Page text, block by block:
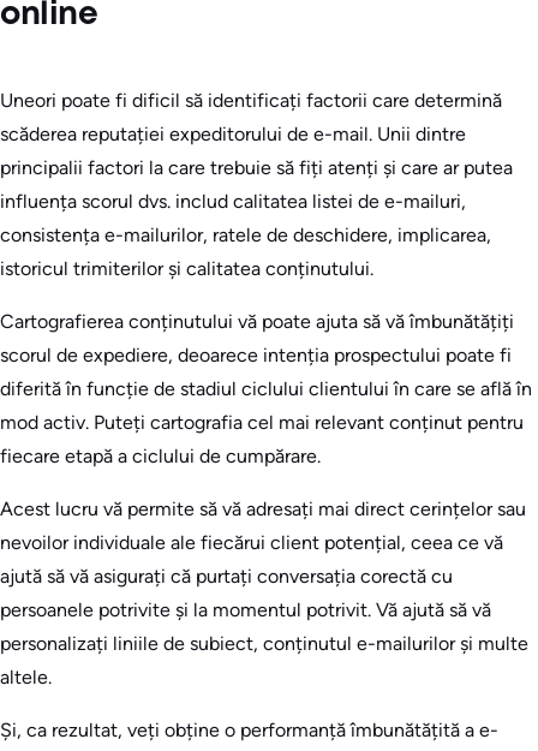
online
Uneori poate fi dificil să identificați factorii care determină
scăderea reputației expeditorului de e-mail. Unii dintre
principalii factori la care trebuie să fiți atenți și care ar putea
influența scorul dvs. includ calitatea listei de e-mailuri,
consistența e-mailurilor, ratele de deschidere, implicarea,
istoricul trimiterilor și calitatea conținutului.
Cartografierea conținutului vă poate ajuta să vă îmbunătățiți
scorul de expediere, deoarece intenția prospectului poate fi
diferită în funcție de stadiul ciclului clientului în care se află în
mod activ. Puteți cartografia cel mai relevant conținut pentru
fiecare etapă a ciclului de cumpărare.
Acest lucru vă permite să vă adresați mai direct cerințelor sau
nevoilor individuale ale fiecărui client potențial, ceea ce vă
ajută să vă asigurați că purtați conversația corectă cu
persoanele potrivite și la momentul potrivit. Vă ajută să vă
personalizați liniile de subiect, conținutul e-mailurilor și multe
altele.
Și, ca rezultat, veți obține o performanță îmbunătățită a e-